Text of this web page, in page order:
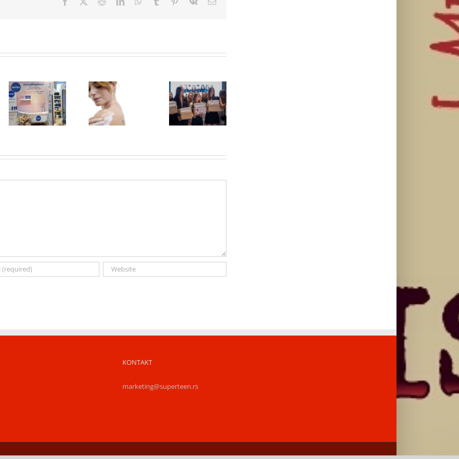
U Lilly
drogerijama
do 31. jula
proizvodi za
Koža kao na
odmoru –
Shaping
Futures:
Revija frizura
U Lilly
drogerijama
KONTAKT
marketing@superteen.rs